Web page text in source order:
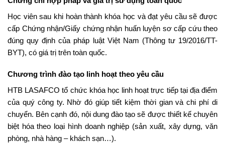
Học viên sau khi hoàn thành khóa học và đạt yêu cầu sẽ được
cấp Chứng nhận/Giấy chứng nhận huấn luyện sơ cấp cứu theo
đúng quy định của pháp luật Việt Nam (Thông tư 19/2016/TT-
BYT), có giá trị trên toàn quốc.
Chương trình đào tạo linh hoạt theo yêu cầu
HTB LASAFCO tổ chức khóa học linh hoạt trực tiếp tại địa điểm
của quý công ty. Nhờ đó giúp tiết kiệm thời gian và chi phí di
chuyển. Bên cạnh đó, nội dung đào tạo sẽ được thiết kế chuyên
biệt hóa theo loại hình doanh nghiệp (sản xuất, xây dựng, văn
phòng, nhà hàng – khách sạn…).